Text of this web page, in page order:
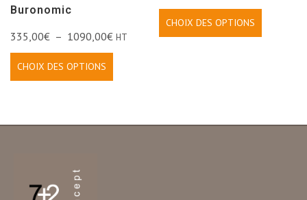
Buronomic
335,00€ – 1090,00€ HT
CHOIX DES OPTIONS
CHOIX DES OPTIONS